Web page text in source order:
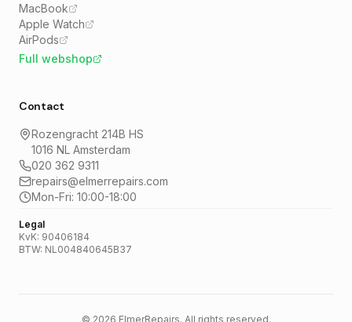
MacBook
Apple Watch
AirPods
Full webshop
Contact
Rozengracht 214B HS
1016 NL Amsterdam
020 362 9311
repairs@elmerrepairs.com
Mon-Fri: 10:00-18:00
Legal
KvK: 90406184
BTW: NL004840645B37
© 2026 ElmerRepairs. All rights reserved.